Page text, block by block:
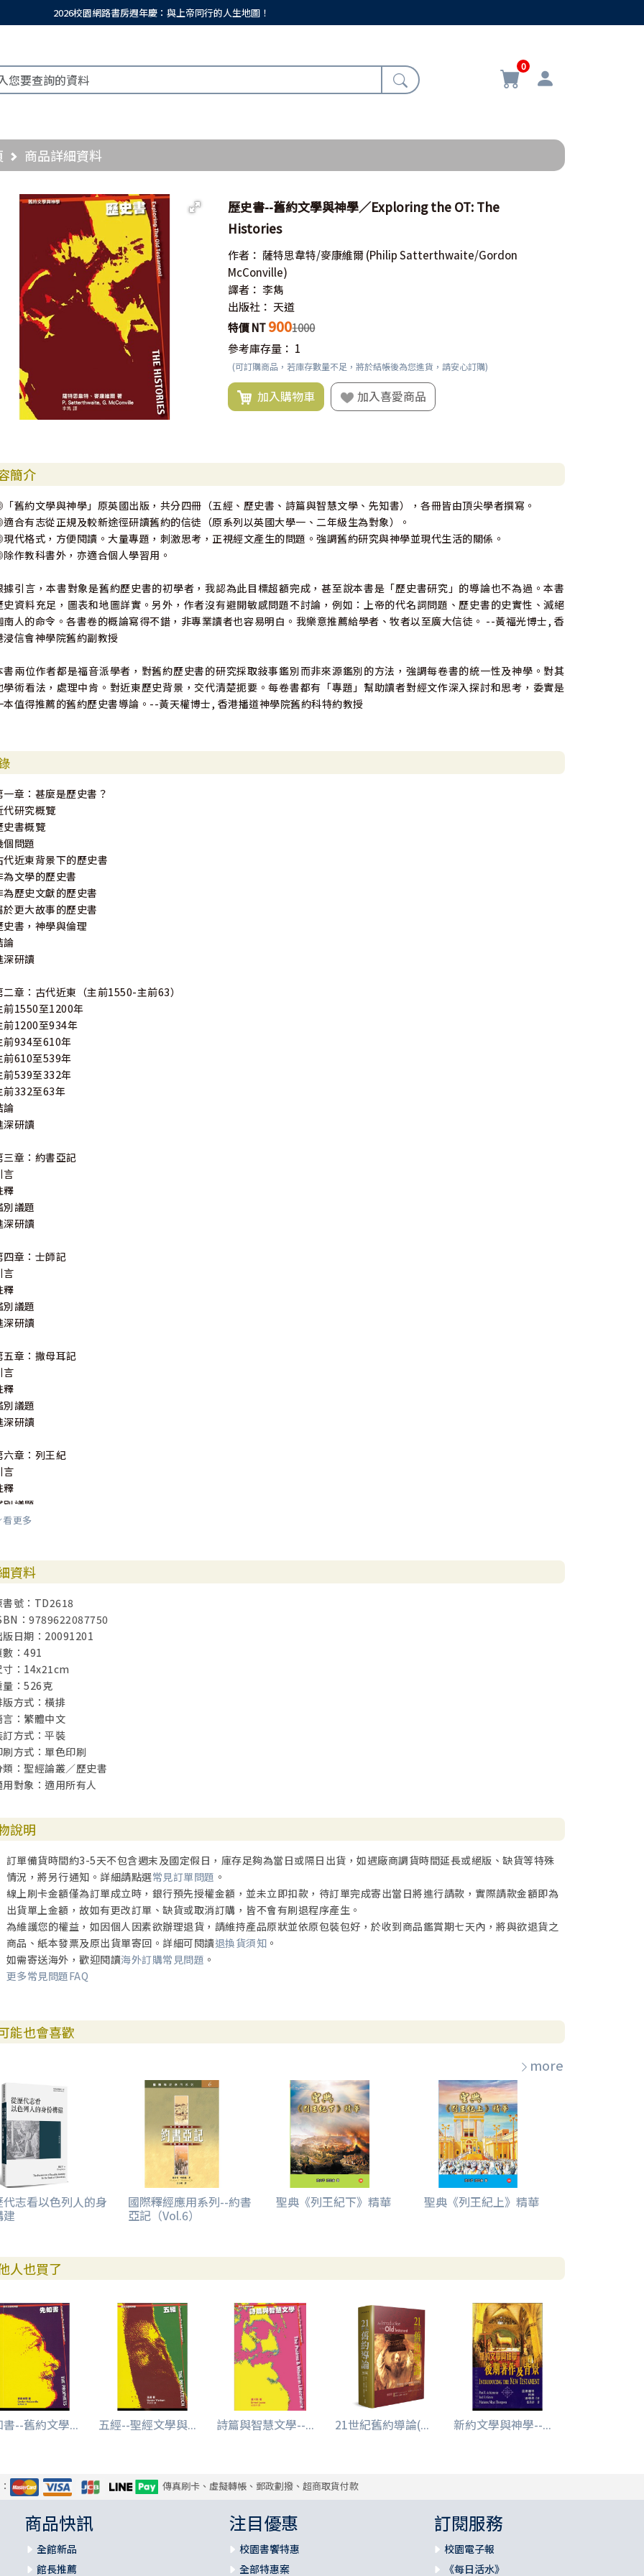
2026校園網路書房週年慶：與上帝同行的人生地圖！
0
商品詳細資料
歷史書--舊約文學與神學／Exploring the OT: The
Histories
作者： 薩特思韋特/麥康維爾(Philip Satterthwaite/Gordon
McConville)
譯者： 李雋
出版社： 天道
特價 NT9001000
參考庫存量： 1
(可訂購商品，若庫存數量不足，將於結帳後為您進貨，請安心訂購)
加入購物車 加入喜愛商品
簡介
舊約文學與神學」原英國出版，共分四冊（五經、歷史書、詩篇與智慧文學、先知書），各冊皆由頂尖學者撰寫。
合有志從正規及較新途徑研讀舊約的信徒（原系列以英國大學一、二年級生為對象）。
代格式，方便閱讀。大量專題，刺激思考，正視經文產生的問題。強調舊約研究與神學並現代生活的關係。
作教科書外，亦適合個人學習用。
據引言，本書對象是舊約歷史書的初學者，我認為此目標超額完成，甚至說本書是「歷史書研究」的導論也不為過。本書
史資料充足，圖表和地圖詳實。另外，作者沒有避開敏感問題不討論，例如：上帝的代名詞問題、歷史書的史實性、滅絕
南人的命令。各書卷的概論寫得不錯，非專業讀者也容易明白。我樂意推薦給學者、牧者以至廣大信徒。 --黃福光博士, 香
浸信會神學院舊約副教授
書兩位作者都是福音派學者，對舊約歷史書的研究採取敍事鑑別而非來源鑑別的方法，強調每卷書的統一性及神學。對其
學術看法，處理中肯。對近東歷史背景，交代清楚扼要。每卷書都有「專題」幫助讀者對經文作深入探討和思考，委實是
本值得推薦的舊約歷史書導論。--黃天權博士, 香港播道神學院舊約科特約教授
一章：甚麼是歷史書？
代研究概覽
史書概覽
個問題
代近東背景下的歷史書
為文學的歷史書
為歷史文獻的歷史書
於更大故事的歷史書
史書，神學與倫理
論
深研讀
二章：古代近東（主前1550-主前63）
前1550至1200年
前1200至934年
前934至610年
前610至539年
前539至332年
前332至63年
論
深研讀
三章：約書亞記
言
釋
別議題
深研讀
四章：士師記
言
釋
別議題
深研讀
五章：撒母耳記
言
釋
別議題
深研讀
六章：列王紀
言
釋
別議題
深研譆
言
申命記派歷史＞研究概覽
議
深研讀
八章：路得記
言
釋
別議題
深研讀
九章：以斯帖記
釋
別議題
十章：以斯拉記和尼希米記
釋
議題
深研讀
十一章：歷代志
言
釋
別議題
看更多
資料
書號：TD2618
：9789622087750
版日期：20091201
數：491
寸：14x21cm
量：526克
版方式：橫排
言：繁體中文
訂方式：平裝
刷方式：單色印刷
類：聖經論叢／歷史書
用對象：適用所有人
說明
訂單備貨時間約3-5天不包含週末及國定假日，庫存足夠為當日或隔日出貨，如遇廠商調貨時間延長或絕版、缺貨等特殊
情況，將另行通知。詳細請點選常見訂單問題 。
線上刷卡金額僅為訂單成立時，銀行預先授權金額，並未立即扣款，待訂單完成寄出當日將進行請款，實際請款金額即為
出貨單上金額，故如有更改訂單、缺貨或取消訂購，皆不會有刷退程序產生。
為維護您的權益，如因個人因素欲辦理退貨，請維持產品原狀並依原包裝包好，於收到商品鑑賞期七天內，將與欲退貨之
商品、紙本發票及原出貨單寄回。詳細可閱讀退換貨須知 。
如需寄送海外，歡迎閱讀海外訂購常見問題 。
更多常見問題FAQ
能也會喜歡
more
代志看以色列人的身
建
國際釋經應用系列--約書
亞記（Vol.6）
聖典《列王紀下》精華 聖典《列王紀上》精華
人也買了
書--舊約文學... 五經--聖經文學與... 詩篇與智慧文學--... 21世紀舊約導論(... 新約文學與神學--...
傳真刷卡、虛擬轉帳、郵政劃撥、超商取貨付款
商品快訊
全館新品
館長推薦
注目優惠
校園書饗特惠
全部特惠案
訂閱服務
校園電子報
《每日活水》